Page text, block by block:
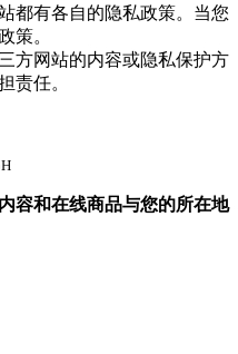
都有各自的隐私政策。当您
策。
方网站的内容或隐私保护方
责任。
容和在线商品与您的所在地